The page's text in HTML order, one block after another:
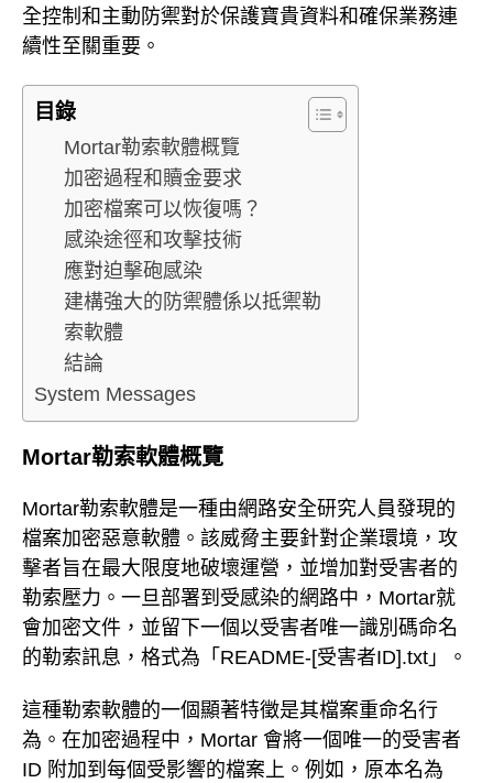
全控制和主動防禦對於保護寶貴資料和確保業務連
續性至關重要。
目錄
Mortar勒索軟體概覽
加密過程和贖金要求
加密檔案可以恢復嗎？
感染途徑和攻擊技術
應對迫擊砲感染
建構強大的防禦體係以抵禦勒
索軟體
結論
System Messages
Mortar勒索軟體概覽
Mortar勒索軟體是一種由網路安全研究人員發現的
檔案加密惡意軟體。該威脅主要針對企業環境，攻
擊者旨在最大限度地破壞運營，並增加對受害者的
勒索壓力。一旦部署到受感染的網路中，Mortar就
會加密文件，並留下一個以受害者唯一識別碼命名
的勒索訊息，格式為「README-[受害者ID].txt」。
這種勒索軟體的一個顯著特徵是其檔案重命名行
為。在加密過程中，Mortar 會將一個唯一的受害者
ID 附加到每個受影響的檔案上。例如，原本名為